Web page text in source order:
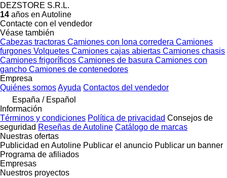
DEZSTORE S.R.L.
14 años en Autoline
Contacte con el vendedor
Véase también
Cabezas tractoras Camiones con lona corredera Camiones
furgones Volquetes Camiones cajas abiertas Camiones chasis
Camiones frigoríficos Camiones de basura Camiones con
gancho Camiones de contenedores
Empresa
Quiénes somosAyuda Contactos del vendedor
España / Español
Información
Términos y condiciones Política de privacidad Consejos de
seguridad Reseñas de Autoline Catálogo de marcas
Nuestras ofertas
Publicidad en Autoline Publicar el anuncio Publicar un banner
Programa de afiliados
Empresas
Nuestros proyectos